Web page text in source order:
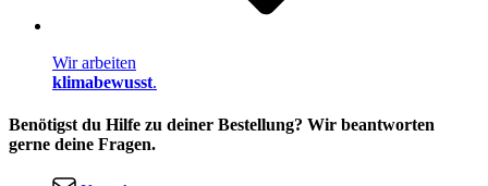
Wir arbeiten
klimabewusst.
Benötigst du Hilfe zu deiner Bestellung? Wir beantworten
gerne deine Fragen.